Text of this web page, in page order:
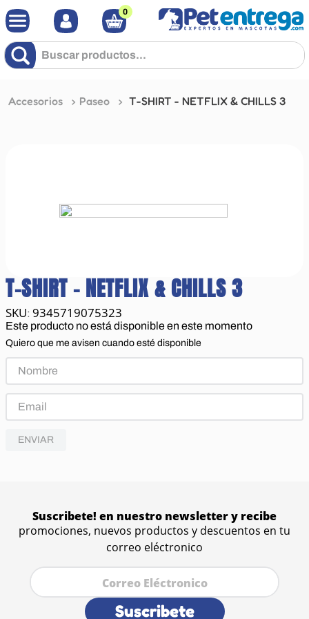
0
Buscar productos...
Accesorios Paseo T-SHIRT - NETFLIX & CHILLS 3
T-SHIRT - NETFLIX & CHILLS 3
: 9345719075323
Este producto no está disponible en este momento
Quiero que me avisen cuando esté disponible
ENVIAR
Suscribete! en nuestro newsletter y recibe
promociones, nuevos productos y descuentos en tu
correo eléctronico
Suscribete